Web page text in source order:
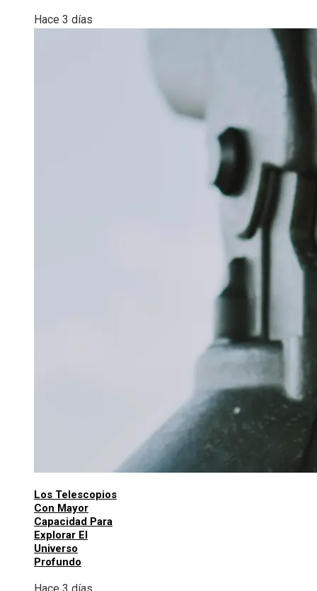
Hace 3 días
Los Telescopios
Con Mayor
Capacidad Para
Explorar El
Universo
Profundo